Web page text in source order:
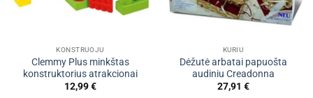
KONSTRUOJU
Clemmy Plus minkštas
konstruktorius atrakcionai
12,99€
KURIU
Dėžutė arbatai papuošta
audiniu Creadonna
27,91 €